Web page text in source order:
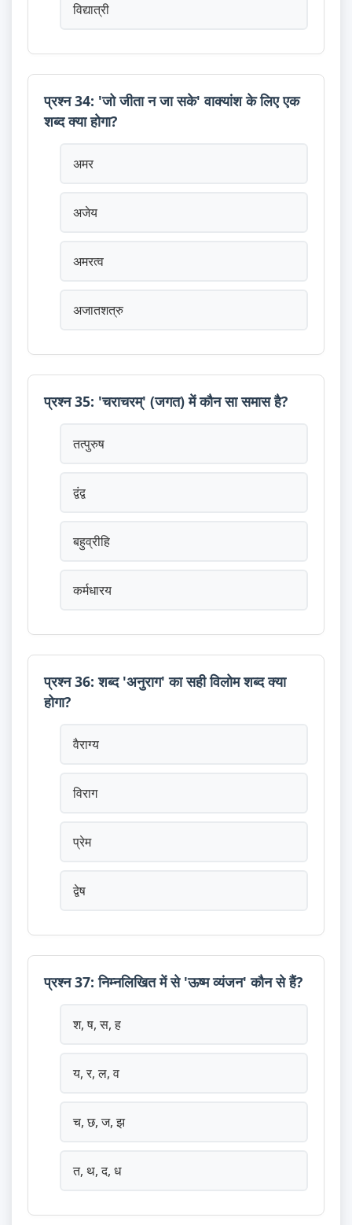
विद्यात्री
प्रश्न 34: 'जो जीता न जा सके' वाक्यांश के लिए एक
शब्द क्या होगा?
अमर
अजेय
अमरत्व
अजातशत्रु
प्रश्न 35: 'चराचरम्' (जगत) में कौन सा समास है?
तत्पुरुष
द्वंद्व
बहुव्रीहि
कर्मधारय
प्रश्न 36: शब्द 'अनुराग' का सही विलोम शब्द क्या
होगा?
वैराग्य
विराग
प्रेम
द्वेष
प्रश्न 37: निम्नलिखित में से 'ऊष्म व्यंजन' कौन से हैं?
श, ष, स, ह
य, र, ल, व
च, छ, ज, झ
त, थ, द, ध